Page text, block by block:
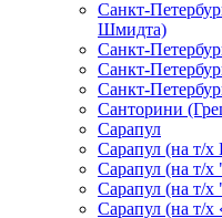
Санкт-
Шмидта)
Санкт-
Санкт-
Санкт-
Санторини
Сарапул
Сарапул (на т/
Сарапул (на т/
Сарапул (на т/
Сарапул (на т/